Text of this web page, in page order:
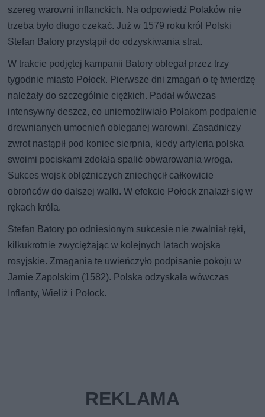
szereg warowni inflanckich. Na odpowiedź Polaków nie
trzeba było długo czekać. Już w 1579 roku król Polski
Stefan Batory przystąpił do odzyskiwania strat.
W trakcie podjętej kampanii Batory oblegał przez trzy
tygodnie miasto Połock. Pierwsze dni zmagań o tę twierdzę
należały do szczególnie ciężkich. Padał wówczas
intensywny deszcz, co uniemożliwiało Polakom podpalenie
drewnianych umocnień obleganej warowni. Zasadniczy
zwrot nastąpił pod koniec sierpnia, kiedy artyleria polska
swoimi pociskami zdołała spalić obwarowania wroga.
Sukces wojsk oblężniczych zniechęcił całkowicie
obrońców do dalszej walki. W efekcie Połock znalazł się w
rękach króla.
Stefan Batory po odniesionym sukcesie nie zwalniał ręki,
kilkukrotnie zwyciężając w kolejnych latach wojska
rosyjskie. Zmagania te uwieńczyło podpisanie pokoju w
Jamie Zapolskim (1582). Polska odzyskała wówczas
Inflanty, Wieliż i Połock.